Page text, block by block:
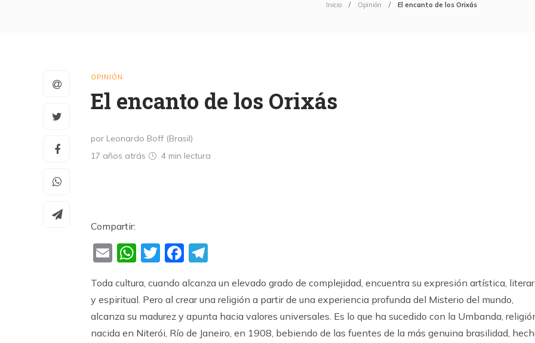
Inicio Opinión El encanto de los Orixás
OPINIÓN
El encanto de los Orixás
por Leonardo Boff (Brasil)
17 años atrás
4 min lectura
Compartir:
EmailWhatsApp
TwitterFacebook
Toda cultura, cuando alcanza un elevado grado de complejidad, encuentra su expresión artística,
y espiritual. Pero al crear una religión a partir de una experiencia profunda del Misterio del mundo,
alcanza su madurez y apunta hacia valores universales. Es lo que ha sucedido con la Umbanda,
nacida en Niterói, Río de Janeiro, en 1908, bebiendo de las fuentes de la más genuina brasilidad,